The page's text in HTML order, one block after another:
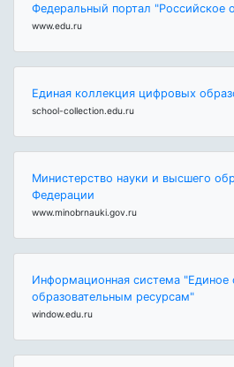
Федеральный портал "Российское
www.edu.ru
Единая коллекция цифровых
school-collection.edu.ru
Министерство науки и высшего
Федерации
www.minobrnauki.gov.ru
Информационная система "Единое
образовательным ресурсам"
window.edu.ru